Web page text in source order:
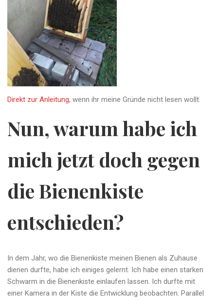
Direkt zur Anleitung, wenn ihr meine Gründe nicht lesen wollt.
Nun, warum habe ich
mich jetzt doch gegen
die Bienenkiste
entschieden?
In dem Jahr, wo die Bienenkiste meinen Bienen als Zuhause
dienen durfte, habe ich einiges gelernt. Ich habe einen starken
Schwarm in die Bienenkiste einlaufen lassen. Ich durfte mit
einer Kamera in der Kiste die Entwicklung beobachten. Parallel